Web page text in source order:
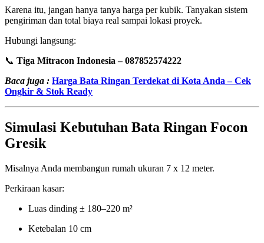
Karena itu, jangan hanya tanya harga per kubik. Tanyakan sistem
pengiriman dan total biaya real sampai lokasi proyek.
Hubungi langsung:
📞 Tiga Mitracon Indonesia – 087852574222
Baca juga : Harga Bata Ringan Terdekat di Kota Anda – Cek
Ongkir & Stok Ready
Simulasi Kebutuhan Bata Ringan Focon
Gresik
Misalnya Anda membangun rumah ukuran 7 x 12 meter.
Perkiraan kasar:
Luas dinding ± 180–220 m²
Ketebalan 10 cm